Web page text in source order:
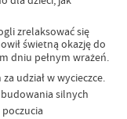
zrelaksować się
świetną okazję do
dniu pełnym wrażeń.
udział w wycieczce.
silnych